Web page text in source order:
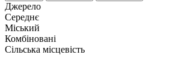
Джерело
Середнє
Міський
Комбіновані
Сільська місцевість